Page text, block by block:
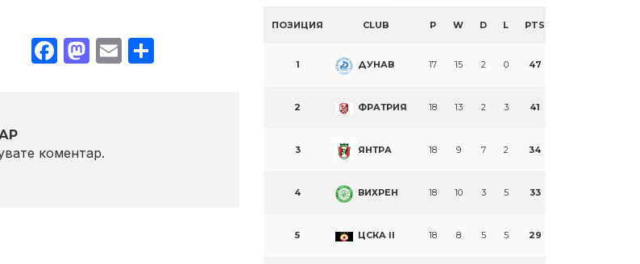
Facebook
Mastodon
EmailShare
коментар.
ПОЗИЦИЯ CLUB P W D L PTS
1 ДУНАВ 17 15 2 0 47
2 ФРАТРИЯ 18 13 2 3 41
3 ЯНТРА 18 9 7 2 34
4 ВИХРЕН 18 10 3 5 33
5 ЦСКА II 18 8 5 5 29